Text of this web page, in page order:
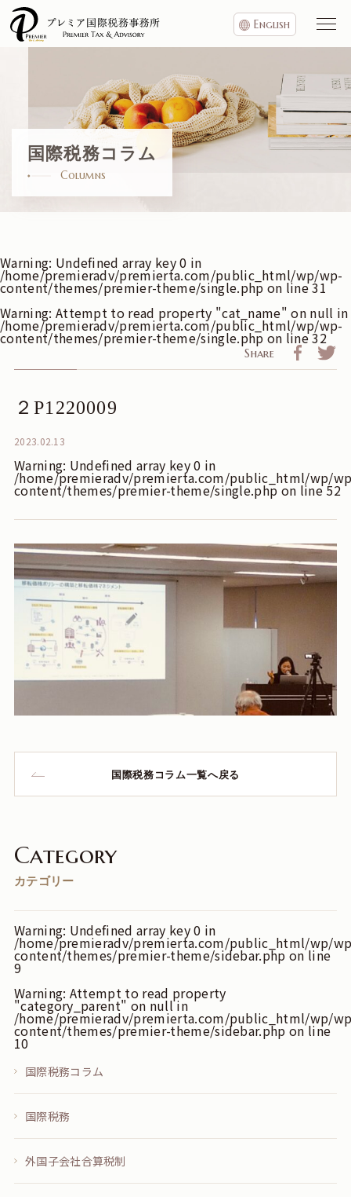
English
国際税務コラム
Columns
Warning: Undefined array key 0 in
/home/premieradv/premierta.com/public_html/wp/wp-
content/themes/premier-theme/single.php on line31
Warning: Attempt to read property "cat_name" on null in
/home/premieradv/premierta.com/public_html/wp/wp-
content/themes/premier-theme/single.php on line32
Share
２P1220009
2023.02.13
Warning: Undefined array key 0 in
/home/premieradv/premierta.com/public_html/wp/
content/themes/premier-theme/single.php on line52
国際税務コラム一覧へ戻る
Category
カテゴリー
Warning: Undefined array key 0 in
/home/premieradv/premierta.com/public_html/wp/
content/themes/premier-theme/sidebar.php on line
9
Warning: Attempt to read property
"category_parent" on null in
/home/premieradv/premierta.com/public_html/wp/
content/themes/premier-theme/sidebar.php on line
10
国際税務コラム
国際税務
外国子会社合算税制